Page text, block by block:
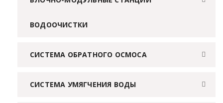
ВОДООЧИСТКИ
СИСТЕМА ОБРАТНОГО ОСМОСА
СИСТЕМА УМЯГЧЕНИЯ ВОДЫ